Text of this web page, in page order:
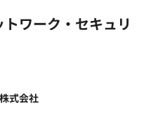
トワーク・セキュリ
式会社